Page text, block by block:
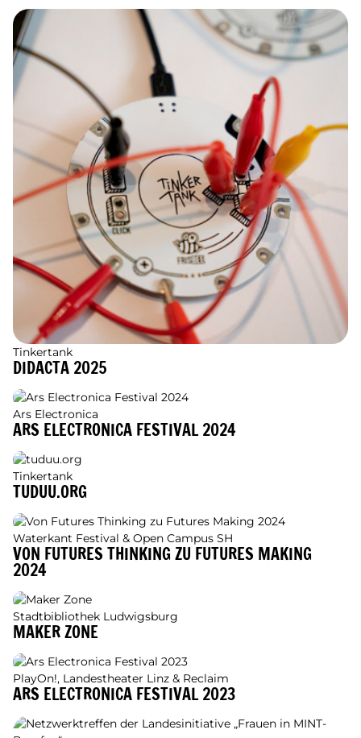
Tinkertank
DIDACTA 2025
Ars Electronica
ARS ELECTRONICA FESTIVAL 2024
Tinkertank
TUDUU.ORG
Waterkant Festival & Open Campus SH
VON FUTURES THINKING ZU FUTURES MAKING
2024
Stadtbibliothek Ludwigsburg
MAKER ZONE
PlayOn!, Landestheater Linz & Reclaim
ARS ELECTRONICA FESTIVAL 2023